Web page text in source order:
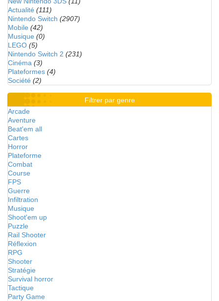
Actualité (111)
Nintendo Switch (2907)
Mobile (42)
Musique (0)
LEGO (5)
Nintendo Switch 2 (231)
Cinéma (3)
Plateformes (4)
Société (2)
Filtrer par genre
Arcade
Aventure
Beat'em all
Cartes
Horror
Plateforme
Combat
Course
FPS
Guerre
Infiltration
Musique
Shoot'em up
Puzzle
Rail Shooter
Réflexion
RPG
Shooter
Stratégie
Survival horror
Tactique
Party Game